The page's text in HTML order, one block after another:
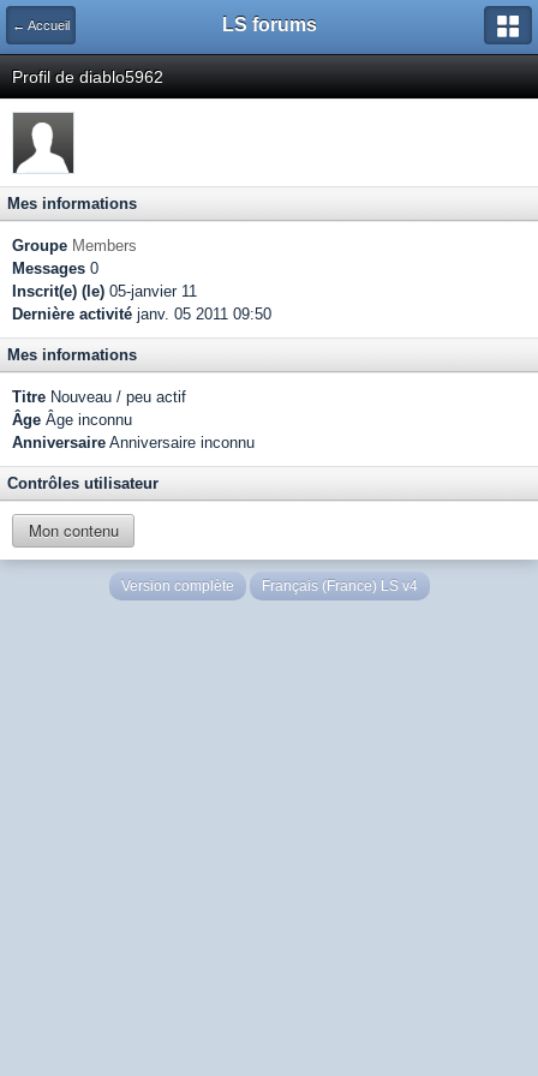
← Accueil LS forums
Profil de diablo5962
Mes informations
Groupe Members
Messages 0
Inscrit(e) (le) 05-janvier 11
Dernière activité janv. 05 2011 09:50
Mes informations
Titre Nouveau / peu actif
Âge Âge inconnu
Anniversaire Anniversaire inconnu
Contrôles utilisateur
Mon contenu
Version complète Français (France) LS v4